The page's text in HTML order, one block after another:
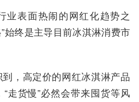
业表面热闹的网红化趋势之
”始终是主导目前冰淇淋消费市
，高定价的网红冰淇淋产品
走货慢”必然会带来囤货等风